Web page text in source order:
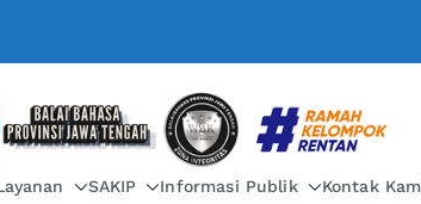
BALAI BAHASA
SAKIP Informasi Publik Kontak